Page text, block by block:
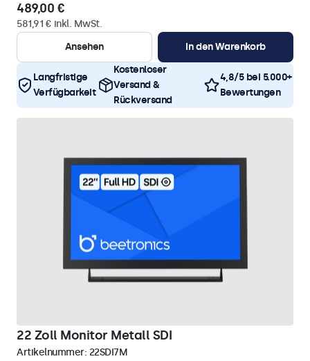
489,00 €
581,91 € inkl. MwSt.
Ansehen
In den Warenkorb
Langfristige
Verfügbarkeit
Kostenloser
Versand &
Rückversand
4,8/5 bei 5.000+
Bewertungen
22 Zoll Monitor Metall SDI
Artikelnummer: 22SDI7M